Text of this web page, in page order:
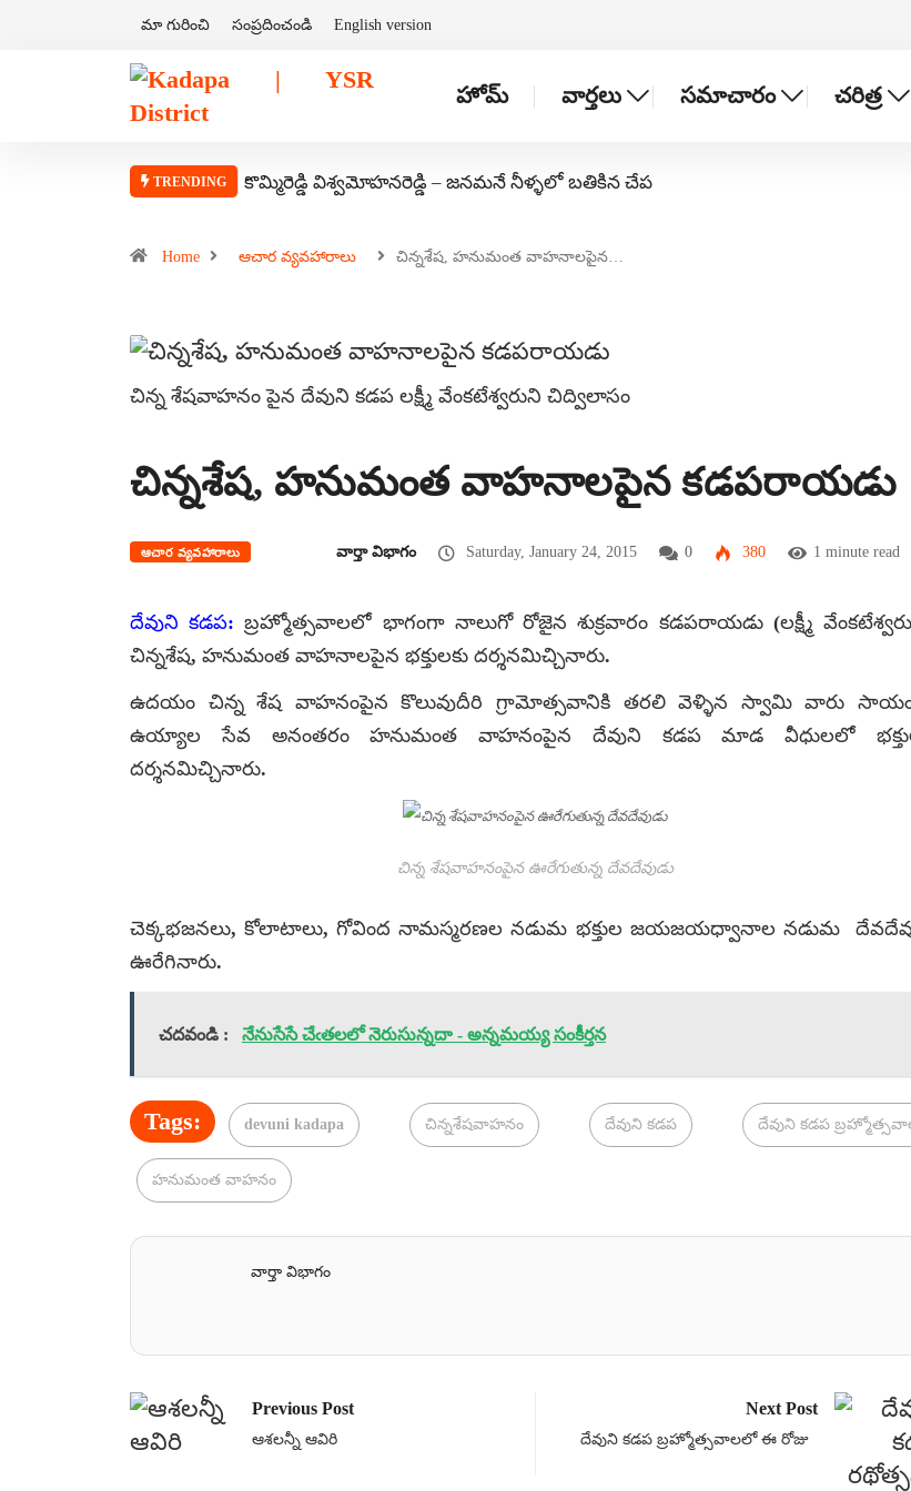
మా గురించి సంప్రదించండి English version
హోమ్ వార్తలు సమాచారం చరిత్ర
TRENDING కొమ్మిరెడ్డి విశ్వమోహనరెడ్డి – జనమనే నీళ్ళలో బతికిన చేప
Home ఆచార వ్యవహారాలు చిన్నశేష, హనుమంత వాహనాలపైన…
చిన్న శేషవాహనం పైన దేవుని కడప లక్ష్మీ వేంకటేశ్వరుని చిద్విలాసం
చిన్నశేష, హనుమంత వాహనాలపైన కడపరాయడు
ఆచార వ్యవహారాలు వార్తా విభాగం Saturday, January 24, 2015 0 380 1 minute read
దేవుని కడప: బ్రహ్మోత్సవాలలో భాగంగా నాలుగో రోజైన శుక్రవారం కడపరాయడు (లక్ష్మీ
చిన్నశేష, హనుమంత వాహనాలపైన భక్తులకు దర్శనమిచ్చినారు.
ఉదయం చిన్న శేష వాహనంపైన కొలువుదీరి గ్రామోత్సవానికి తరలి వెళ్ళిన స్వామి వారు
ఉయ్యాల సేవ అనంతరం హనుమంత వాహనంపైన దేవుని కడప మాడ వీధులలో
దర్శనమిచ్చినారు.
చిన్న శేషవాహనంపైన ఊరేగుతున్న దేవదేవుడు
చెక్కభజనలు, కోలాటాలు, గోవింద నామస్మరణల నడుమ భక్తుల జయజయధ్వానాల నడుమ
ఊరేగినారు.
చదవండి : నేనుసేసే చేఁతలలో నెరుసున్నదా - అన్నమయ్య సంకీర్తన
Tags: devuni kadapa చిన్నశేషవాహనం దేవుని కడప దేవుని కడప
హనుమంత వాహనం
వార్తా విభాగం
Previous Post
ఆశలన్నీ ఆవిరి
Next Post
దేవుని కడప బ్రహ్మోత్సవాలలో ఈ రోజు